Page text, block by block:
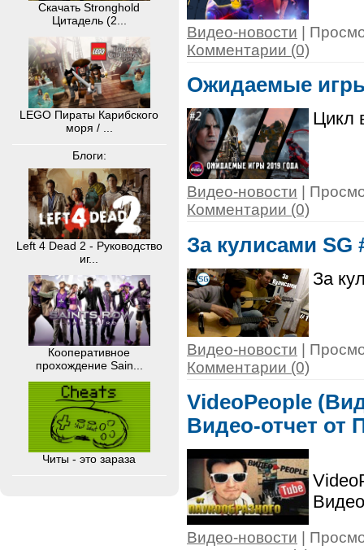
Скачать Stronghold
Цитадель (2...
LEGO Пираты Карибского
моря / ...
Блоги:
Left 4 Dead 2 - Руководство
иг...
Кооперативное
прохождение Sain...
Читы - это зараза
Видео-новости |
Комментарии (0)
Ожидаемые
Цикл
Видео-новости |
Комментарии (0)
За кулисами SG
За
Видео-новости |
Комментарии (0)
VideoPeople
Видео-отчет от
Видео-новости |